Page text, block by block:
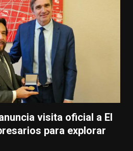
visita oficial a El
para explorar